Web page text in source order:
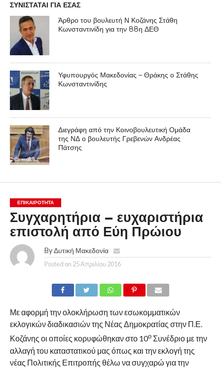
ΣΥΝΙΣΤΑΤΑΙ ΓΙΑ ΕΣΑΣ
Άρθρο του βουλευτή Ν Κοζάνης Στάθη
Κωνσταντινίδη για την 88η ΔΕΘ
Υφυπουργός Μακεδονίας – Θράκης ο Στάθης
Κωνσταντινίδης
Διεγράφη από την Κοινοβουλευτική Ομάδα
της ΝΔ ο βουλευτής Γρεβενών Ανδρέας
Πάτσης
ΕΠΙΚΑΙΡΟΤΗΤΑ
Συγχαρητήρια – ευχαριστήρια
επιστολή από Εύη Πρώιου
By Δυτική Μακεδονία
Posted on 25 Απριλίου 2016
Με αφορμή την ολοκλήρωση των εσωκομματικών
εκλογικών διαδικασιών της Νέας Δημοκρατίας στην Π.Ε.
Κοζάνης οι οποίες κορυφώθηκαν στο 10οΣυνέδριο με την
αλλαγή του καταστατικού μας όπως και την εκλογή της
νέας Πολιτικής Επιτροπής θέλω να συγχαρώ για την